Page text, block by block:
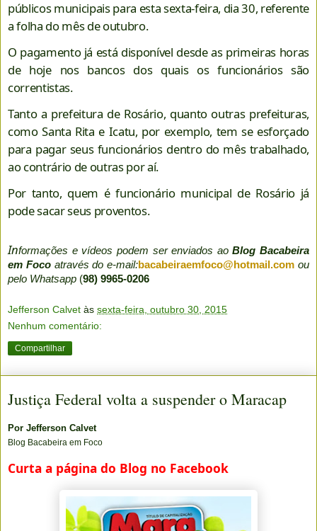
públicos municipais para esta sexta-feira, dia 30, referente
a folha do mês de outubro.
O pagamento já está disponível desde as primeiras horas
de hoje nos bancos dos quais os funcionários são
correntistas.
Tanto a prefeitura de Rosário, quanto outras prefeituras,
como Santa Rita e Icatu, por exemplo, tem se esforçado
para pagar seus funcionários dentro do mês trabalhado,
ao contrário de outras por aí.
Por tanto, quem é funcionário municipal de Rosário já
pode sacar seus proventos.
Informações e vídeos podem ser enviados aoBlog Bacabeira
em Focoatravés do e-mail:bacabeiraemfoco@hotmail.com ou
pelo Whatsapp (98) 9965-0206
Jefferson Calvet às sexta-feira, outubro 30, 2015
Nenhum comentário:
Compartilhar
Justiça Federal volta a suspender o Maracap
Por Jefferson Calvet
Blog Bacabeira em Foco
Curta a página do Blog no Facebook